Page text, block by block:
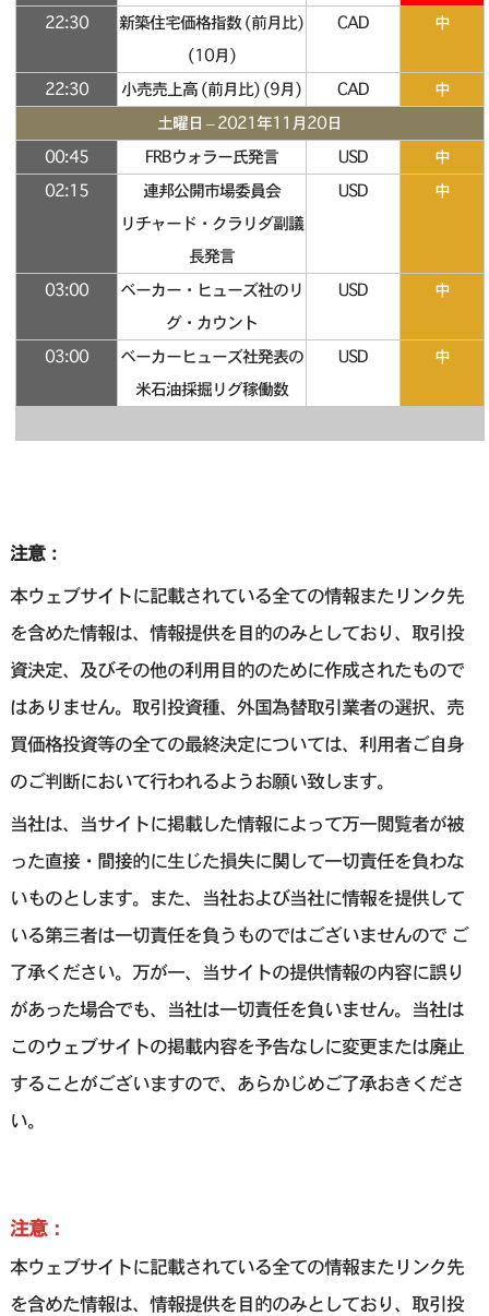
22:30
新築住宅価格指数 (前月比)
(10月)
CAD 中
22:30 小売売上高 (前月比) (9月) CAD
中
土曜日 – 2021年11月20日
00:45
FRBウォラー氏発言 USD
中
02:15
連邦公開市場委員会
リチャード・クラリダ副議
長発言
USD 中
03:00
ベーカー・ヒューズ社のリ
グ・カウント
USD 中
03:00
ベーカーヒューズ社発表の
米石油採掘リグ稼働数
USD 中
注意：
本ウェブサイトに記載されている全ての情報またリンク先
を含めた情報は、情報提供を目的のみとしており、取引投
資決定、及びその他の利用目的のために作成されたもので
はありません。取引投資種、外国為替取引業者の選択、売
買価格投資等の全ての最終決定については、利用者ご自身
のご判断において行われるようお願い致します。
当社は、当サイトに掲載した情報によって万一閲覧者が被
った直接・間接的に生じた損失に関して一切責任を負わな
いものとします。また、当社および当社に情報を提供して
いる第三者は一切責任を負うものではございませんので ご
了承ください。万が一、当サイトの提供情報の内容に誤り
があった場合でも、当社は一切責任を負いません。当社は
このウェブサイトの掲載内容を予告なしに変更または廃止
することがございますので、あらかじめご了承おきくださ
い。
注意：
本ウェブサイトに記載されている全ての情報またリンク先
を含めた情報は、情報提供を目的のみとしており、取引投